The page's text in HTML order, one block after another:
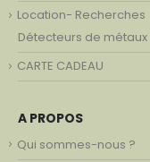
Location- Recherches
Détecteurs de métaux
CARTE CADEAU
A PROPOS
Qui sommes-nous ?